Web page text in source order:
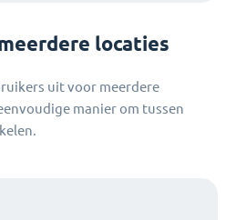
locaties
uit voor meerdere
manier om tussen